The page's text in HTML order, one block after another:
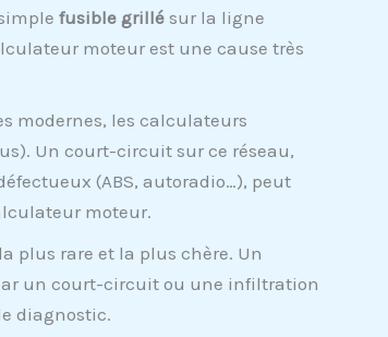
fusible grillé sur la ligne
moteur est une cause très
modernes, les calculateurs
Un court-circuit sur ce réseau,
(ABS, autoradio…), peut
moteur.
plus rare et la plus chère. Un
un court-circuit ou une infiltration
diagnostic.